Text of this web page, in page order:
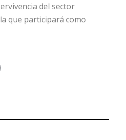
del sector
que participará como